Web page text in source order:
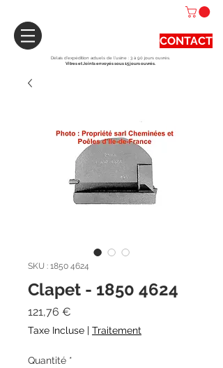
CONTACT
Délais d'expédition actuels de l'usine : 3 à 90 jours ouvrés.
Vitres et Joints envoyés sous 15 jours ouvrés.
SKU : 1850 4624
Clapet - 1850 4624
121,76 €
Taxe Incluse | Traitement
Quantité *